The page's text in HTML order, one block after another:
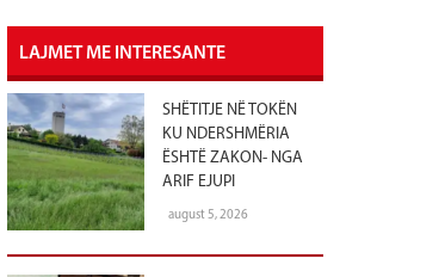
LAJMET ME INTERESANTE
SHËTITJE NË TOKËN
KU NDERSHMËRIA
ËSHTË ZAKON- NGA
ARIF EJUPI
august 5, 2026